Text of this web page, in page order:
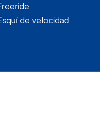
de velocidad